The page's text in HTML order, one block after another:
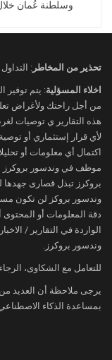
العالمية،
النشاط
غولدمان ساكس
من جهة
توقعاته
التوالي،
منظمة التعاون
كما توقع
مقابل 52 دولارًا سابقًا.
وسلطنة عُمان
تحذير من المخاطر :
اخلاء المسؤلية: يتم توفير
من أجل راحتك ولأغراض
هذه التقارير ي توصيات
لأي قرار إستثماري أو
اكتمال أي معلومات أو
موظف في وندسور بروكرز
بروكرز تبذل قصارى جهدها
وندسور بروكز لن تكون
دقة المعلومات أو
الواردة في التقارير /
وندسور بروكرز.
للتعامل مع الشكاوى،
يرجى ملاحظة أن العديد
بمساعدة الذكاء